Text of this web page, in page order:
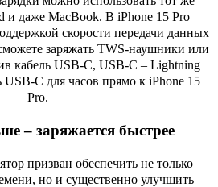
и даже MacBook. В iPhone 15 Pro
скорости передачи данных
заряжать TWS-наушники или
кабель USB-C, USB-C – Lightning
C для часов прямо к iPhone 15
Pro.
– заряжается быстрее
призван обеспечить не только
но и существенно улучшить